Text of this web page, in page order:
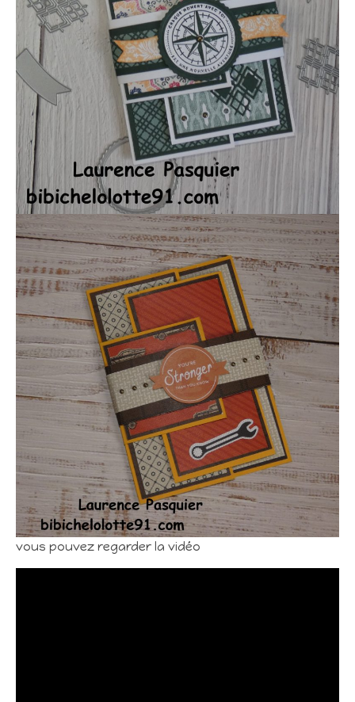
vous pouvez regarder la vidéo